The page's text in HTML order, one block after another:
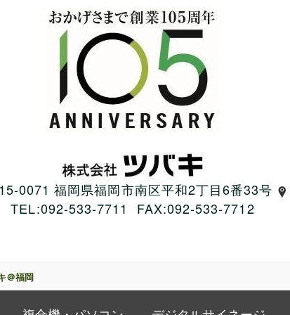
0071 福岡県福岡市南区平和2丁目6番33号
TEL:092-533-7711 FAX:092-533-7712
＠福岡